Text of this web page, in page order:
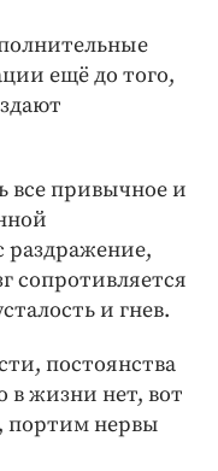
ещё до того,
все привычное и
раздражение,
сопротивляется
и гнев.
постоянства
в жизни нет, вот
портим нервы